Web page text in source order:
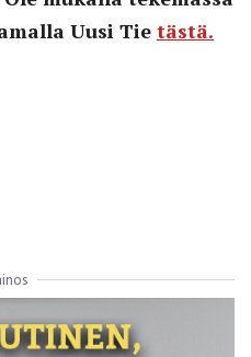
Uusi Tie tästä.